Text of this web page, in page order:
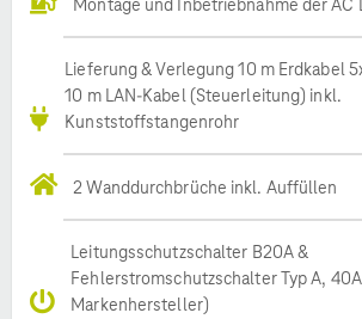
Montage und Inbetriebnahme der AC
Lieferung & Verlegung 10 m Erdkabel
10 m LAN-Kabel (Steuerleitung) inkl.
Kunststoffstangenrohr
2 Wanddurchbrüche inkl. Auffüllen
Leitungsschutzschalter B20A &
Fehlerstromschutzschalter Typ A,
Markenhersteller)